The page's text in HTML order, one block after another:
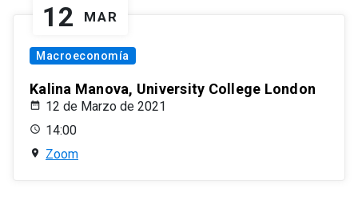
12 MAR
Macroeconomía
Kalina Manova, University College London
12 de Marzo de 2021
14:00
Zoom